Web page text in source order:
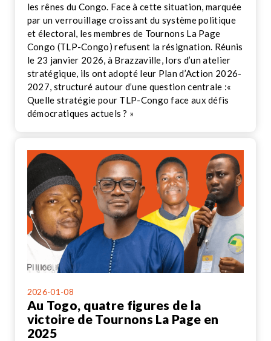
les rênes du Congo. Face à cette situation, marquée
par un verrouillage croissant du système politique
et électoral, les membres de Tournons La Page
Congo (TLP-Congo) refusent la résignation. Réunis
le 23 janvier 2026, à Brazzaville, lors d’un atelier
stratégique, ils ont adopté leur Plan d’Action 2026-
2027, structuré autour d’une question centrale :«
Quelle stratégie pour TLP-Congo face aux défis
démocratiques actuels ? »
2026-01-08
Au Togo, quatre figures de la
victoire de Tournons La Page en
2025